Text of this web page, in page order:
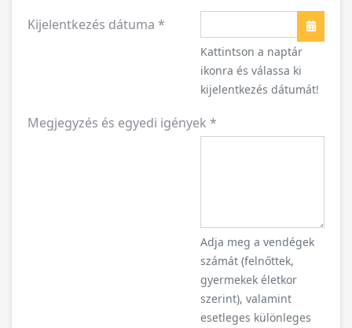
Kijelentkezés dátuma *
Naptár
Kattintson a naptár
ikonra és válassa ki
kijelentkezés dátumát!
Megjegyzés és egyedi igények *
Adja meg a vendégek
számát (felnőttek,
gyermekek életkor
szerint), valamint
esetleges különleges